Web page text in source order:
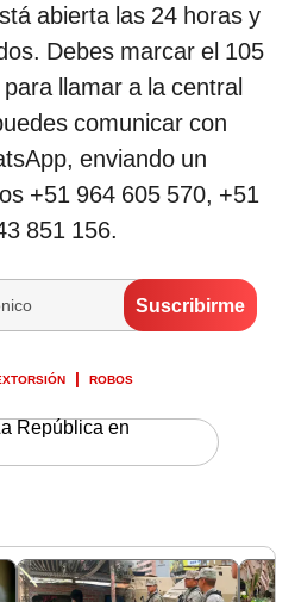
abierta las 24 horas y
Debes marcar el 105
llamar a la central
comunicar con
enviando un
+51 964 605 570, +51
851 156.
ROBOS
República en